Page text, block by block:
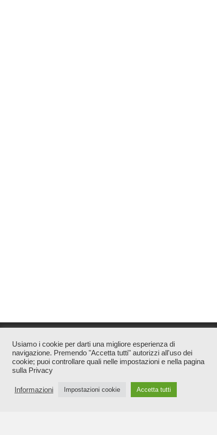
Associazione di Promozione Sociale Notizia Diretta
CF 90030600549 | Direttore Responsabile Valentina Santucci |
Tutti i diritti sono riservati
redazione@notiziadiretta.it
Usiamo i cookie per darti una migliore esperienza di
navigazione. Premendo "Accetta tutti" autorizzi all'uso dei
cookie; puoi controllare quali nelle impostazioni e nella pagina
sulla Privacy
Informazioni Impostazioni cookie Accetta tutti